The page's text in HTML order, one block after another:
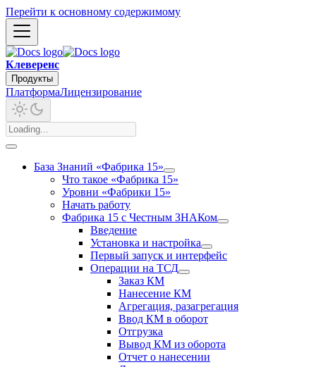
Перейти к основному содержимому
Клеверенс
Продукты
ПлатформаЛицензирование
База Знаний «Фабрика 15»
Что такое «Фабрика 15»
Уровни «Фабрики 15»
Начать работу
Фабрика 15 с Честным ЗНАКом
Введение
Установка и настройка
Первый запуск и интерфейс
Операции на ТСД
Заказ КМ
Нанесение КМ
Агрегация, разагрегация
Ввод КМ в оборот
Отгрузка
Вывод КМ из оборота
Отчет о нанесении